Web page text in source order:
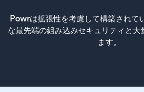
Powrは拡張性を考慮して構築されて
な最先端の組み込みセキュリティと
ます。